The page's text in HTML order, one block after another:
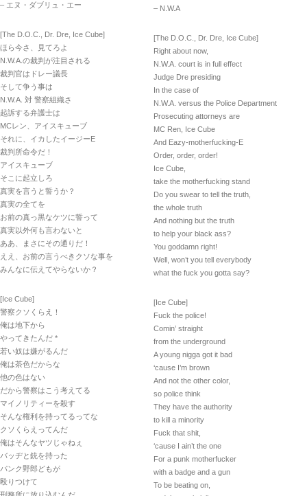
– エヌ・ダブリュ・エー
[The D.O.C., Dr. Dre, Ice Cube]
ほら今さ、見てろよ
N.W.A.の裁判が注目される
裁判官はドレー議長
そして争う事は
N.W.A. 対 警察組織さ
起訴する弁護士は
MCレン、アイスキューブ
それに、イカしたイージーE
裁判所命令だ！
アイスキューブ
そこに起立しろ
真実を言うと誓うか？
真実の全てを
お前の真っ黒なケツに誓って
真実以外何も言わないと
ああ、まさにその通りだ！
ええ、お前の言うべきクソな事を
みんなに伝えてやらないか？
[Ice Cube]
警察クソくらえ！
俺は地下から
やってきたんだ *
若い奴は嫌がるんだ
俺は茶色だからな
他の色はない
だから警察はこう考えてる
マイノリティーを殺す
そんな権利を持ってるってな
クソくらえってんだ
俺はそんなヤツじゃねぇ
バッヂと銃を持った
パンク野郎どもが
殴りつけて
– N.W.A
[The D.O.C., Dr. Dre, Ice Cube]
Right about now,
N.W.A. court is in full effect
Judge Dre presiding
In the case of
N.W.A. versus the Police Department
Prosecuting attorneys are
MC Ren, Ice Cube
And Eazy-motherfucking-E
Order, order, order!
Ice Cube,
take the motherfucking stand
Do you swear to tell the truth,
the whole truth
And nothing but the truth
to help your black ass?
You goddamn right!
Well, won’t you tell everybody
what the fuck you gotta say?
[Ice Cube]
Fuck the police!
Comin’ straight
from the underground
A young nigga got it bad
‘cause I’m brown
And not the other color,
so police think
They have the authority
to kill a minority
Fuck that shit,
‘cause I ain’t the one
For a punk motherfucker
with a badge and a gun
To be beating on,